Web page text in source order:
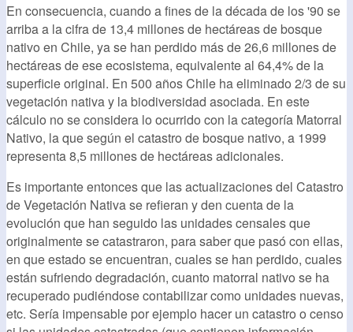
En consecuencia, cuando a fines de la década de los '90 se
arriba a la cifra de 13,4 millones de hectáreas de bosque
nativo en Chile, ya se han perdido más de 26,6 millones de
hectáreas de ese ecosistema, equivalente al 64,4% de la
superficie original. En 500 años Chile ha eliminado 2/3 de su
vegetación nativa y la biodiversidad asociada. En este
cálculo no se considera lo ocurrido con la categoría Matorral
Nativo, la que según el catastro de bosque nativo, a 1999
representa 8,5 millones de hectáreas adicionales.
Es importante entonces que las actualizaciones del Catastro
de Vegetación Nativa se refieran y den cuenta de la
evolución que han seguido las unidades censales que
originalmente se catastraron, para saber que pasó con ellas,
en que estado se encuentran, cuales se han perdido, cuales
están sufriendo degradación, cuanto matorral nativo se ha
recuperado pudiéndose contabilizar como unidades nuevas,
etc. Sería impensable por ejemplo hacer un catastro o censo